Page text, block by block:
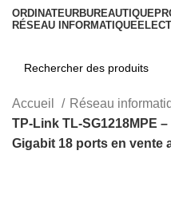
ORDINATEURBUREAUTIQUE
RÉSEAU INFORMATIQUE
Rechercher
Accueil Réseau
TP-Link TL-SG1218MPE
Gigabit 18 ports en vente